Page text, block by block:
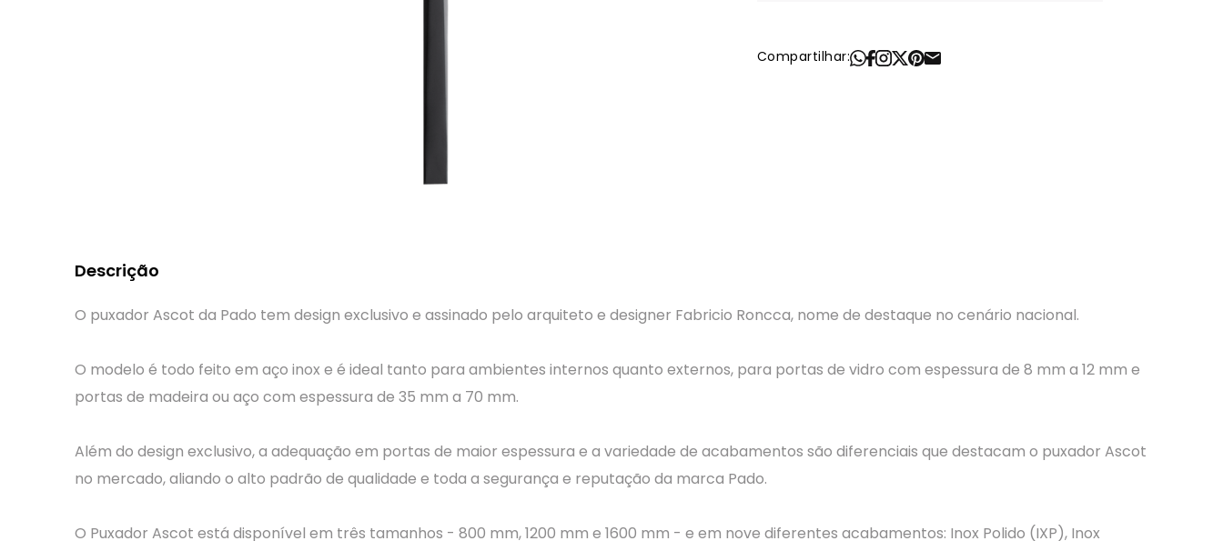
Compartilhar:
Descrição
O puxador Ascot da Pado tem design exclusivo e assinado pelo arquiteto e designer Fabricio Roncca, nome de destaque no cenário nacional.
O modelo é todo feito em aço inox e é ideal tanto para ambientes internos quanto externos, para portas de vidro com espessura de 8 mm a 12 mm e
portas de madeira ou aço com espessura de 35 mm a 70 mm.
Além do design exclusivo, a adequação em portas de maior espessura e a variedade de acabamentos são diferenciais que destacam o puxador Ascot
no mercado, aliando o alto padrão de qualidade e toda a segurança e reputação da marca Pado.
O Puxador Ascot está disponível em três tamanhos - 800 mm, 1200 mm e 1600 mm - e em nove diferentes acabamentos: Inox Polido (IXP), Inox